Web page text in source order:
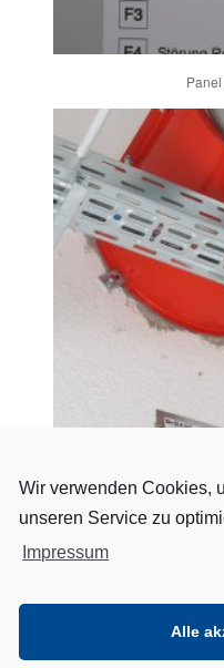
Wir verwenden Cookies,
unseren Service zu
Impressum
Alle